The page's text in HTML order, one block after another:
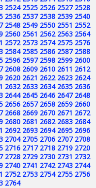
2524 2525 2526 2527 2528
2536 2537 2538 2539 2540
2548 2549 2550 2551 2552
2560 2561 2562 2563 2564
2572 2573 2574 2575 2576
2584 2585 2586 2587 2588
2596 2597 2598 2599 2600
2608 2609 2610 2611 2612
2620 2621 2622 2623 2624
2632 2633 2634 2635 2636
2644 2645 2646 2647 2648
2656 2657 2658 2659 2660
2668 2669 2670 2671 2672
2680 2681 2682 2683 2684
2692 2693 2694 2695 2696
2704 2705 2706 2707 2708
2716 2717 2718 2719 2720
2728 2729 2730 2731 2732
2740 2741 2742 2743 2744
2752 2753 2754 2755 2756
2764